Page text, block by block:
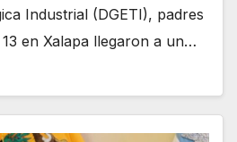
Industrial (DGETI), padres
en Xalapa llegaron a un…